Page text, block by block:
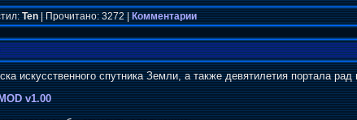
Ten| Прочитано: 3272 |Комментарии
искусственного спутника Земли, а также девятилетия портала рад
v1.00